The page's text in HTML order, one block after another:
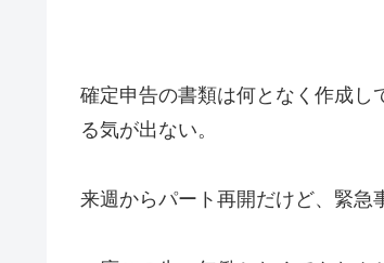
確定申告の書類は何となく作成し
る気が出ない。
来週からパート再開だけど、緊急